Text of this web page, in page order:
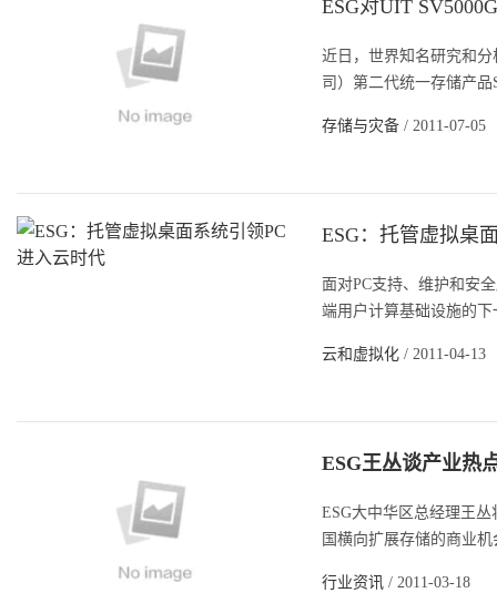
ESG对UIT
近日，世界知名研究和
司）第二代统一存储产
存储与灾备 / 2011-07-05
ESG：托管虚拟桌
面对PC支持、维护和安
端用户计算基础设施的
云和虚拟化 / 2011-04-13
ESG王丛谈产业热
ESG大中华区总经理王
国横向扩展存储的商业
行业资讯 / 2011-03-18